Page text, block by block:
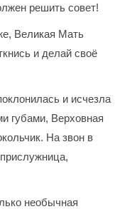
решить совет!
Великая Мать
и делай своё
и исчезла
губами, Верховная
На звон в
необычная